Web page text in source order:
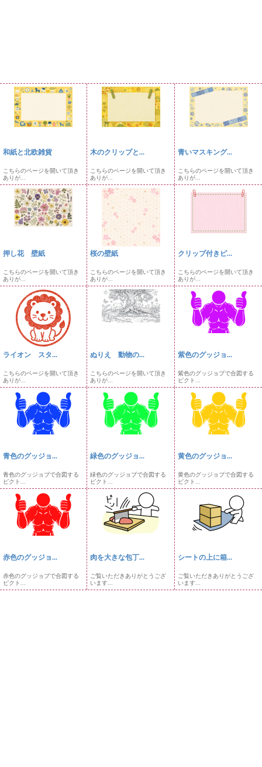
和紙と北欧雑貨
こちらのページを開いて頂き
ありが...
木のクリップと...
こちらのページを開いて頂き
ありが...
青いマスキング...
こちらのページを開いて頂き
ありが...
押し花 壁紙
こちらのページを開いて頂き
ありが...
桜の壁紙
こちらのページを開いて頂き
ありが...
クリップ付きピ...
こちらのページを開いて頂き
ありが...
ライオン スタ...
こちらのページを開いて頂き
ありが...
ぬりえ 動物の...
こちらのページを開いて頂き
ありが...
紫色のグッジョ...
紫色のグッジョブで合図する
ピクト...
青色のグッジョ...
青色のグッジョブで合図する
ピクト...
緑色のグッジョ...
緑色のグッジョブで合図する
ピクト...
黄色のグッジョ...
黄色のグッジョブで合図する
ピクト...
赤色のグッジョ...
赤色のグッジョブで合図する
ピクト...
肉を大きな包丁...
ご覧いただきありがとうござ
います...
シートの上に箱...
ご覧いただきありがとうござ
います...